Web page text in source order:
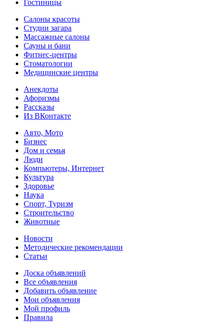
Гостиницы
Салоны красоты
Студии загара
Массажные салоны
Сауны и бани
Фитнес-центры
Стоматологии
Медицинские центры
Анекдоты
Афоризмы
Рассказы
Из ВКонтакте
Авто, Мото
Бизнес
Дом и семья
Люди
Компьютеры, Интернет
Культура
Здоровье
Наука
Спорт, Туризм
Строительство
Животные
Новости
Методические рекомендации
Статьи
Доска объявлений
Все объявления
Добавить объявление
Мои объявления
Мой профиль
Правила